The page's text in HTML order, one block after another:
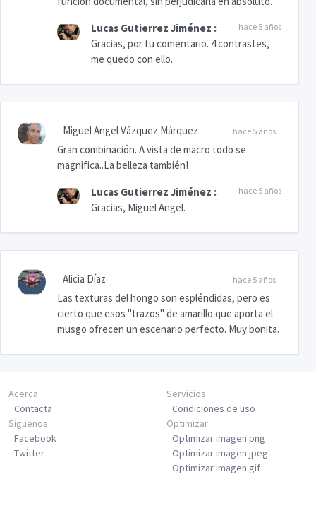
Lucas Gutierrez Jiménez : hace 5 años
Gracias, por tu comentario. 4 contrastes,
me quedo con ello.
hace 5 años
Miguel Angel Vázquez Márquez
Gran combinación. A vista de macro todo se
magnifica..La belleza también!
Lucas Gutierrez Jiménez : hace 5 años
Gracias, Miguel Angel.
hace 5 años
Alicia Díaz
Las texturas del hongo son espléndidas, pero es
cierto que esos "trazos" de amarillo que aporta el
musgo ofrecen un escenario perfecto. Muy bonita.
Acerca
Contacta
Servicios
Condiciones de uso
Síguenos
Facebook
Twitter
Optimizar
Optimizar imagen png
Optimizar imagen jpeg
Optimizar imagen gif